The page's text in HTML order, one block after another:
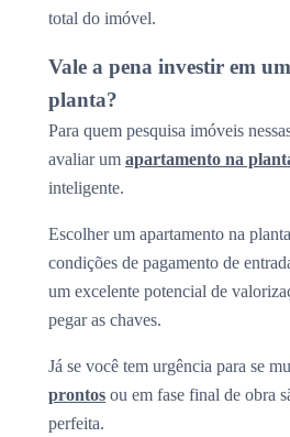
total do imóvel.
Vale a pena investir em
planta?
Para quem pesquisa imóveis
avaliar um apartamento na
inteligente.
Escolher um apartamento na
condições de pagamento de
um excelente potencial de
pegar as chaves.
Já se você tem urgência para se
prontos ou em fase final de obra
perfeita.